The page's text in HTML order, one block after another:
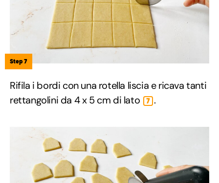
Step 7
Rifila i bordi con una rotella liscia e ricava tanti
rettangolini da 4 x 5 cm di lato
7 .